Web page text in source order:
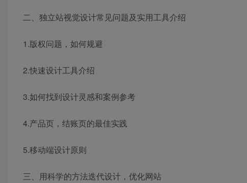
二、独立站视觉设计常见问题及实用工具介绍
1.版权问题，如何规避
2.快速设计工具介绍
3.如何找到设计灵感和案例参考
4.产品页，结账页的最佳实践
5.移动端设计原则
三、用科学的方法迭代设计，优化网站